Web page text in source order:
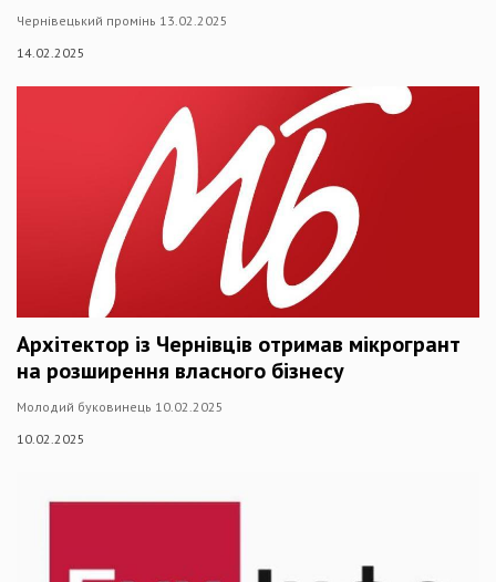
Чернівецький промінь 13.02.2025
14.02.2025
Архітектор із Чернівців отримав мікрогрант
на розширення власного бізнесу
Молодий буковинець 10.02.2025
10.02.2025